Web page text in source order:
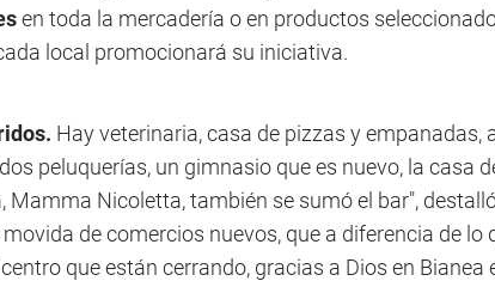
en toda la mercadería o en productos
local promocionará su iniciativa.
Hay veterinaria, casa de pizzas y empanadas,
peluquerías, un gimnasio que es nuevo, la casa
Mamma Nicoletta, también se sumó el bar",
de comercios nuevos, que a diferencia de lo
que están cerrando, gracias a Dios en Bianea